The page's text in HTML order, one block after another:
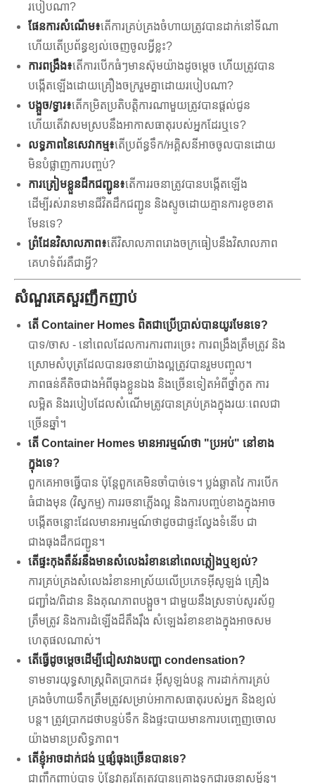
របៀបណា?
ផែនការសំណើម៖តើការគ្រប់គ្រងចំហាយត្រូវបានដាក់នៅទីណា
ហើយតើប្រព័ន្ធខ្យល់ចេញចូលអ្វីខ្លះ?
ការពង្រឹង៖តើ​ការ​បើក​ធំៗ​មាន​ស៊ុម​យ៉ាង​ដូច​ម្តេច ហើយ​ត្រូវ​បាន​
បង្កើត​ឡើង​ដោយ​គ្រឿងចក្រ​រួម​គ្នា​ដោយ​របៀប​ណា?
បង្អួច/ទ្វារ៖តើកម្រិតប្រតិបត្តិការណាមួយត្រូវបានផ្តល់ជូន
ហើយតើវាសមស្របនឹងអាកាសធាតុរបស់អ្នកដែរឬទេ?
លទ្ធភាពនៃសេវាកម្ម៖តើប្រព័ន្ធទឹក/អគ្គិសនីអាចចូលបានដោយ
មិនបំផ្លាញការបញ្ចប់?
ការត្រៀមខ្លួនដឹកជញ្ជូន៖តើការរចនាត្រូវបានបង្កើតឡើង
ដើម្បីរស់រានមានជីវិតដឹកជញ្ជូន និងស្ទូចដោយគ្មានការខូចខាត
មែនទេ?
ព្រំដែនវិសាលភាព៖តើវិសាលភាពរោងចក្រធៀបនឹងវិសាលភាព
គេហទំព័រគឺជាអ្វី?
សំណួរគេសួរញឹកញាប់
តើ Container Homes ពិតជាប្រើប្រាស់បានយូរមែនទេ?
បាទ/ចាស - នៅពេលដែលការការពារច្រេះ ការពង្រឹងត្រឹមត្រូវ និង
ស្រោមសំបុត្រដែលបានរចនាយ៉ាងល្អត្រូវបានរួមបញ្ចូល។
ភាពធន់គឺតិចជាងអំពីធុងខ្លួនឯង និងច្រើនទៀតអំពីថ្នាំកូត ការ
លម្អិត និងរបៀបដែលសំណើមត្រូវបានគ្រប់គ្រងក្នុងរយៈពេលជា
ច្រើនឆ្នាំ។
តើ Container Homes មានអារម្មណ៍ថា "ប្រអប់" នៅខាង
ក្នុងទេ?
ពួកគេអាចធ្វើបាន ប៉ុន្តែពួកគេមិនចាំបាច់ទេ។ ប្លង់ឆ្លាតវៃ ការបើក
ធំជាងមុន (វិស្វកម្ម) ការរចនាភ្លើងល្អ និងការបញ្ចប់ខាងក្នុងអាច
បង្កើតចន្លោះដែលមានអារម្មណ៍ថាដូចជាផ្ទះល្វែងទំនើប ជា
ជាងធុងដឹកជញ្ជូន។
តើផ្ទះកុងតឺន័រនឹងមានសំលេងរំខាននៅពេលភ្លៀងឬខ្យល់?
ការគ្រប់គ្រងសំលេងរំខានអាស្រ័យលើប្រភេទអ៊ីសូឡង់ គ្រឿង
ជញ្ជាំង/ពិដាន និងគុណភាពបង្អួច។ ជាមួយនឹងស្រទាប់សូរស័ព្ទ
ត្រឹមត្រូវ និងការដំឡើងដ៏តឹងរ៉ឹង សំឡេងរំខានខាងក្នុងអាចសម
ហេតុផលណាស់។
តើធ្វើដូចម្តេចដើម្បីជៀសវាងបញ្ហា condensation?
ទាមទារយុទ្ធសាស្ត្រពិតប្រាកដ៖ អ៊ីសូឡង់បន្ត ការដាក់ការគ្រប់
គ្រងចំហាយទឹកត្រឹមត្រូវសម្រាប់អាកាសធាតុរបស់អ្នក និងខ្យល់
បន្ត។ ត្រូវប្រាកដថាបន្ទប់ទឹក និងផ្ទះបាយមានការបញ្ចេញចោល
យ៉ាងមានប្រសិទ្ធភាព។
តើខ្ញុំអាចដាក់ជង់ ឬផ្សំធុងច្រើនបានទេ?
ជាញឹកញាប់បាទ ប៉ុន្តែវាគួរតែត្រូវបានគ្រោងទុកជារចនាសម្ព័ន្ធ។